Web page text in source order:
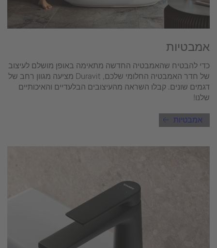
אמבטיות
כדי להבטיח שהאמבטיה החדשה מתאימה באופן מושלם לעיצוב
של חדר האמבטיה החלומי שלכם, Duravit מציעה מגוון רחב של
דגמים שונים. קבלו השראה מהעיצובים הבלעדיים והאיכותיים
שלנו!
אמבטיות